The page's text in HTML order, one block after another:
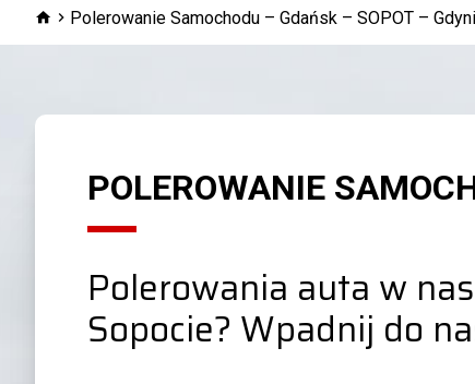
Polerowanie Samochodu – Gdańsk – SOPOT –
POLEROWANIE
Polerowania auta w
Sopocie? Wpadnij do